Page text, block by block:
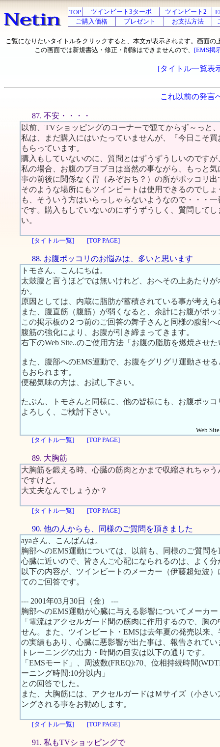
TOP ツインビート3ターボ ツインビート2
ご購入価格
プレゼント お支払方法
ご覧になりたいタイトルをクリックすると、本文が表示されます。画面の
この画面では新規書込・修正・削除はできませんので、 [EMS掲
[タイトル一覧表
これ以前の発言
87. 不安・・・・
以前、TVショッピングのコーナーで観てからず～っと
私は、まだ購入にはいたっていませんが、『今日こそ
もらっています。
購入もしていないのに、質問とはずうずうしいのですが
私の場合、お腹のブヨブヨは当然の事ながら、もっと
事の前後に関係なく胃（みぞおち？）の所がポッコリ
そのような場所にもツインビートは使用できるのでし
も、そういう方はいらっしゃらないようなので・・・
です。購入もしていないのにずうずうしく、質問して
い。
[タイトル一覧] [TOP PAGE]
88. お腹ポッコリのお悩みは、多いと思います
トモさん、こんにちは。
太鼓腹と言うほどでは無いけれど、おへその上あたり
か。
原因としては、内蔵に脂肪が蓄積されている事が考えら
また、腹直筋（腹筋）が弱くなると、余計にお腹がポ
この掲示板の２つ前のご回答の舞子さんと同様の腹部
腹筋の強化により、お腹が引き締まってきます。
右下のWeb Site..のご使用方法「お腹の脂肪を燃焼させ
また、腹部へのEMS運動で、お腹をグリグリ運動させ
もおられます。
便秘気味の方は、お試し下さい。
たぶん、トモさんと同様に、他の皆様にも、お腹ポッ
よろしく、ご検討下さい。
Web
[タイトル一覧]
[TOP PAGE]
89. 大胸筋
大胸筋を鍛える時、心臓の筋肉とかまで収縮されちゃ
ですけど。
大丈夫なんでしょうか？
[タイトル一覧] [TOP PAGE]
90. 他の人からも、同様のご質問を頂きました
ayaさん、こんばんは。
胸部へのEMS運動については、以前も、同様のご質問
心臓に近いので、皆さんご心配になられるのは、よく分
以下の内容が、ツインビートのメーカー（伊藤超短波
てのご回答です。
--- 2001年03月30日（金） ---
胸部へのEMS運動が心臓に与える影響についてメーカ
「電流はアクセルガード間の筋肉に作用するので、胸
せん。また、ツインビート・EMSは去年夏の発売以来
の実績もあり、心臓に悪影響が出た事は、報告されて
トレーニングの出力・時間の目安は以下の通りです。
「EMSモード」、周波数(FREQ):70、位相持続時間
ーニング時間:10分以内」
との回答でした。
また、大胸筋には、アクセルガードはＭサイズ（小さ
ングされる事をお勧めします。
[タイトル一覧] [TOP PAGE]
91. 私もTVショッピングで